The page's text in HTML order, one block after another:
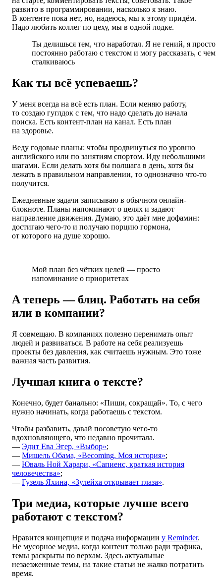
развито в программировании, насколько я знаю.
В контенте пока нет, но, надеюсь, мы к этому придём.
Надо любить коллег по цеху, мы в одной лодке.
Ты делишься тем, что наработал. Я не гений, я просто
постоянно работаю с текстом и могу рассказать, с чем
сталкиваюсь
Как ты всё успеваешь?
У меня всегда на всё есть план. Если меняю работу,
то создаю гуглдок с тем, что надо сделать до начала
поиска. Есть контент-план на канал. Есть план
на здоровье.
Веду годовые планы: чтобы продвинуться по уровню
английского или по занятиям спортом. Иду небольшими
шагами. Если делать хотя бы полшага в день, хотя бы
лежать в правильном направлении, то однозначно что-то
получится.
Ежедневные задачи записываю в обычном онлайн-
блокноте. Планы напоминают о целях и задают
направление движения. Думаю, это даёт мне дофамин:
достигаю чего-то и получаю порцию гормона,
от которого на душе хорошо.
Мой план без чётких целей — просто
напоминание о приоритетах
А теперь — блиц. Работать на себя
или в компании?
Я совмещаю. В компаниях полезно перенимать опыт
людей и развиваться. В работе на себя реализуешь
проекты без давления, как считаешь нужным. Это тоже
важная часть развития.
Лучшая книга о тексте?
Конечно, будет банально: «Пиши, сокращай». То, с чего
нужно начинать, когда работаешь с текстом.
Чтобы разбавить, давай посоветую чего-то
вдохновляющего, что недавно прочитала.
— Эдит Ева Эгер, «Выбор»;
— Мишель Обама, «Becoming. Моя история»;
— Юваль Ной Харари, «Сапиенс, краткая история
человечества»;
— Гузель Яхина, «Зулейха открывает глаза».
Три медиа, которые лучше всего
работают с текстом?
Нравится концепция и подача информации у Reminder.
Не мусорное медиа, когда контент только ради трафика,
темы раскрыты по верхам. Здесь актуальные
незаезженные темы, на такие статьи не жалко потратить
время.